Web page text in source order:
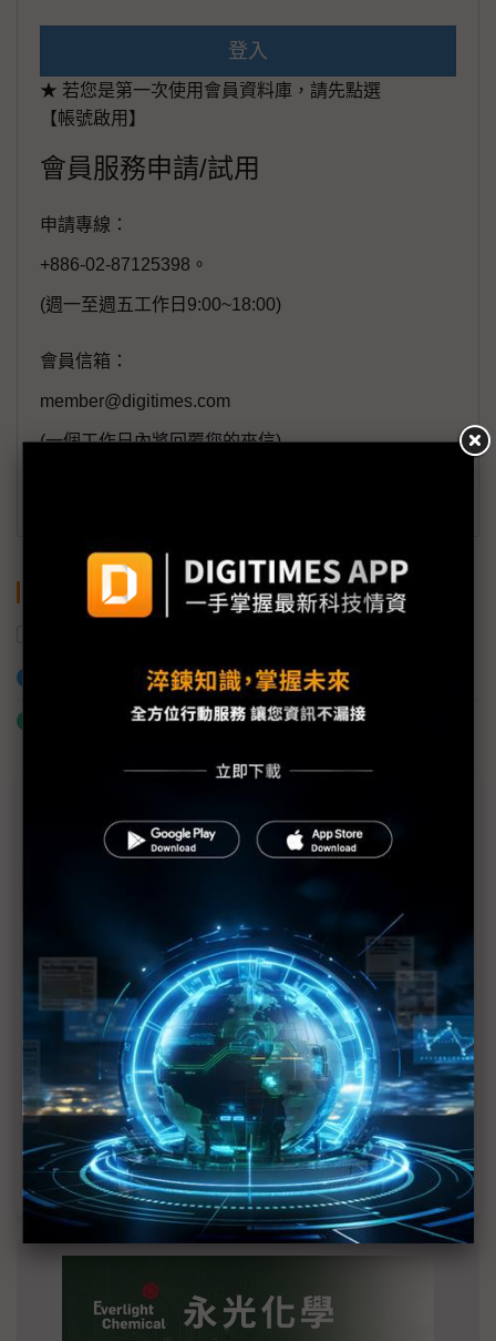
登入
★ 若您是第一次使用會員資料庫，請先點選
【帳號啟用】
會員服務申請/試用
申請專線：
+886-02-87125398。
(週一至週五工作日9:00~18:00)
會員信箱：
member@digitimes.com
(一個工作日內將回覆您的來信)
加入已選取到「關鍵字追蹤」
什麼是「關鍵字追蹤」
MLCC訂單過熱、出貨比創高 村田示警全球AI基
2027全年記憶體產能提前售罄 買家「祕而不
宣」只怕買不夠
英特爾EMIB良率達標 聯發科第2代ASIC產品
2028準時量產
SpaceX晶片採購大轉向 Elon Musk捨超微全面
採用NVIDIA
光進銅退更明確？ 聯發科估SerDes 448G為銅
線「最終戰場」